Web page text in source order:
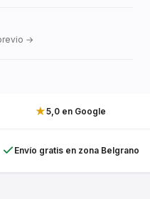
→
★5,0 en Google
Envío gratis en zona Belgrano